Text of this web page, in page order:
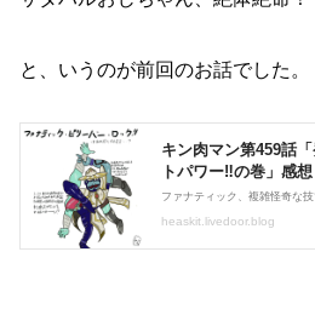
と、いうのが前回のお話でした。